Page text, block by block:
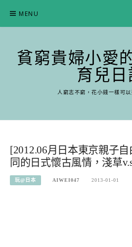
content
MENU
貧窮貴婦小愛
育兒日
人窮志不窮，花小錢一樣可
[2012.06月日本東京親子
同的日式懷古風情，淺草
玩@日本 AIWEI047 2013-01-01